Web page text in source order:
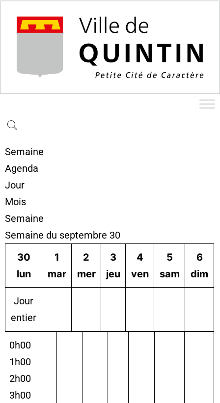
Semaine
Agenda
Jour
Mois
Semaine
Semaine du septembre 30
30
lun
1
mar
2
mer
3
jeu
4
ven
5
sam
6
dim
Jour
entier
0h00
1h00
2h00
3h00